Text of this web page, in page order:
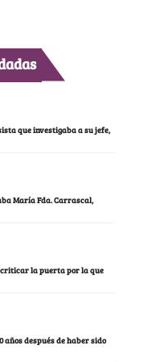
que investigaba a su jefe,
María Fda. Carrascal,
criticar la puerta por la que
después de haber sido